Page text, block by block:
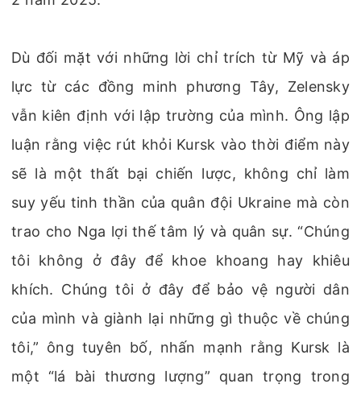
Dù đối mặt với những lời chỉ trích từ Mỹ và áp
lực từ các đồng minh phương Tây, Zelensky
vẫn kiên định với lập trường của mình. Ông lập
luận rằng việc rút khỏi Kursk vào thời điểm này
sẽ là một thất bại chiến lược, không chỉ làm
suy yếu tinh thần của quân đội Ukraine mà còn
trao cho Nga lợi thế tâm lý và quân sự. “Chúng
tôi không ở đây để khoe khoang hay khiêu
khích. Chúng tôi ở đây để bảo vệ người dân
của mình và giành lại những gì thuộc về chúng
tôi,” ông tuyên bố, nhấn mạnh rằng Kursk là
một “lá bài thương lượng” quan trọng trong